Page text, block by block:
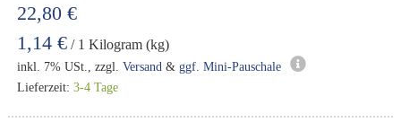
22,80 €
1,14 € / 1 Kilogram (kg)
inkl. 7% USt., zzgl.Versand &ggf. Mini-Pauschale
Lieferzeit:3-4 Tage